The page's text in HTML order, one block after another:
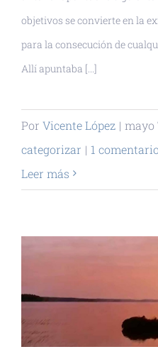
objetivos se convierte en la
para la consecución de
Allí apuntaba [...]
Por Vicente López | mayo
categorizar | 1
Leer más